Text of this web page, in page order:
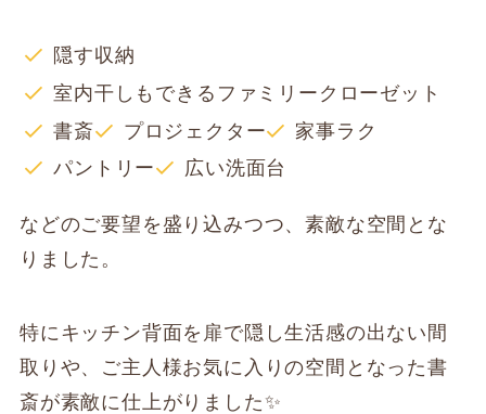
隠す収納
室内干しもできるファミリークローゼット
書斎
プロジェクター
家事ラク
パントリー
広い洗面台
などのご要望を盛り込みつつ、素敵な空間とな
りました。
特にキッチン背面を扉で隠し生活感の出ない間
取りや、ご主人様お気に入りの空間となった書
斎が素敵に仕上がりました✨